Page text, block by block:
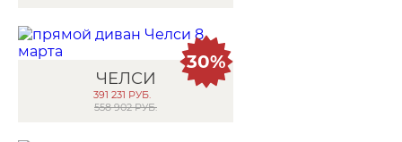
ЧЕЛСИ
391 231 РУБ.
558 902 РУБ.
30%